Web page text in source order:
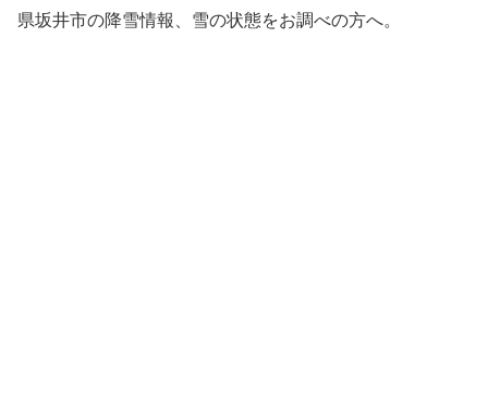
県坂井市の降雪情報、雪の状態をお調べの方へ。